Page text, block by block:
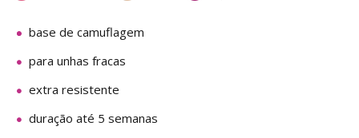
base de camuflagem
para unhas fracas
extra resistente
duração até 5 semanas